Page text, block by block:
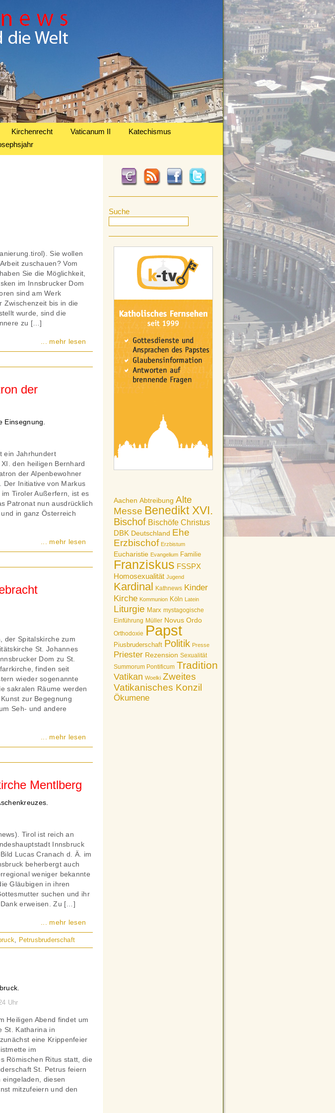
Kirchenrecht Vaticanum II
Katechismus
Suche
Aachen Abtreibung Alte
Messe Benedikt XVI.
Bischof Bischöfe Christus
DBK Deutschland Ehe
Erzbischof Erzbistum
Eucharistie Evangelium Familie
Franziskus FSSPX
Homosexualität Jugend
Kardinal Kathnews Kinder
Kirche Kommunion Köln Latein
Liturgie Marx mystagogische
Einführung Müller Novus Ordo
Orthodoxie Papst
Piusbruderschaft Politik Presse
Priester Rezension Sexualität
Summorum Pontificum Tradition
Vatikan Woelki Zweites
Vatikanisches Konzil
Ökumene
Sie wollen
zuschauen? Vom
Sie die Möglichkeit,
im Innsbrucker Dom
sind am Werk
Zwischenzeit bis in die
wurde, sind die
zu […]
... mehr lesen
der
ein Jahrhundert
den heiligen Bernhard
der Alpenbewohner
Der Initiative von Markus
Tiroler Außerfern, ist es
Patronat nun ausdrücklich
in ganz Österreich
... mehr lesen
der Spitalskirche zum
St. Johannes
Dom zu St.
finden seit
wieder sogenannte
sakralen Räume werden
zur Begegnung
Seh- und andere
... mehr lesen
Mentlberg
Tirol ist reich an
Innsbruck
Lucas Cranach d. Ä. im
beherbergt auch
weniger bekannte
Gläubigen in ihren
suchen und ihr
erweisen. Zu […]
... mehr lesen
, Petrusbruderschaft
Uhr
Heiligen Abend findet um
St. Katharina in
eine Krippenfeier
im
Römischen Ritus statt, die
St. Petrus feiern
eingeladen, diesen
mitzufeiern und den